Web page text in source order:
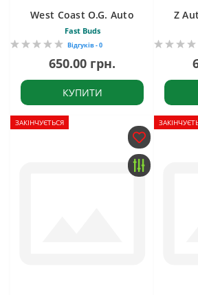
West Coast O.G. Auto
Fast Buds
Відгуків - 0
650.00 грн.
КУПИТИ
Z
ЗАКІНЧУЄТЬСЯ